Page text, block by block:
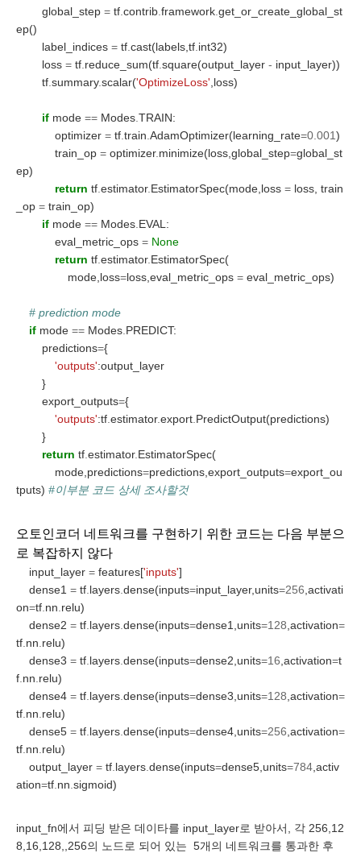
global_step = tf contrib framework get_or_create_global_st
ep()
label_indices = tf cast(labels,tf int32)
loss = tf reduce_sum(tf square(output_layer - input_layer))
tf summary.scalar('OptimizeLoss' ,loss)
if mode == Modes TRAIN:
optimizer = tf train AdamOptimizer(learning_rate=0.001)
train_op = optimizer. minimize(loss,global_step=global_st
ep)
return tf estimator. EstimatorSpec(mode,loss = loss, train
_op = train_op)
if mode == Modes EVAL:
eval_metric_ops = None
return tf estimator. EstimatorSpec(
mode,loss=loss,eval_metric_ops = eval_metric_ops)
# prediction mode
if mode == Modes PREDICT:
predictions={
'outputs':output_layer
}
export_outputs={
'outputs':tf estimator.export PredictOutput(predictions)
}
return tf estimator. EstimatorSpec(
mode,predictions=predictions,export_outputs=export_ou
tputs) #이부분 코드 상세 조사할것
오토인코더 네트워크를 구현하기 위한 코드는 다음 부분으
로 복잡하지 않다
input_layer = features['inputs']
dense1 = tf layers dense(inputs=input_layer,units=256 ,activati
on=tf nn relu)
dense2 = tf layers dense(inputs=dense1,units=128 ,activation=
tf nn relu)
dense3 = tf layers dense(inputs=dense2,units=16 ,activation=t
f nn relu)
dense4 = tf layers dense(inputs=dense3,units=128 ,activation=
tf nn relu)
dense5 = tf layers dense(inputs=dense4,units=256 ,activation=
tf nn relu)
output_layer = tf layers dense(inputs=dense5,units=784 ,activ
ation=tf nn sigmoid)
input_fn에서 피딩 받은 데이타를 input_layer로 받아서, 각 256,12
8,16,128,,256의 노드로 되어 있는  5개의 네트워크를 통과한 후